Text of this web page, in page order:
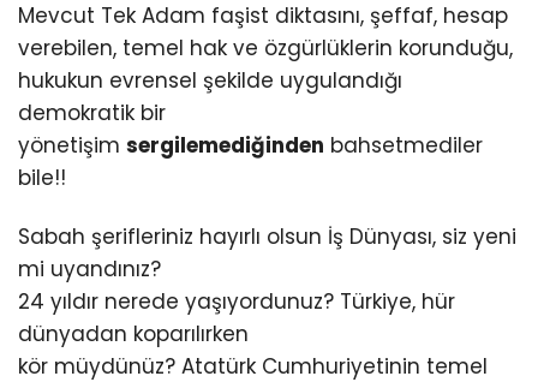
Mevcut Tek Adam faşist diktasını, şeffaf, hesap
verebilen, temel hak ve özgürlüklerin korunduğu,
hukukun evrensel şekilde uygulandığı
demokratik bir
yönetişim sergilemediğinden bahsetmediler
bile!!
Sabah şerifleriniz hayırlı olsun İş Dünyası, siz yeni
mi uyandınız?
24 yıldır nerede yaşıyordunuz? Türkiye, hür
dünyadan koparılırken
kör müydünüz? Atatürk Cumhuriyetinin temel